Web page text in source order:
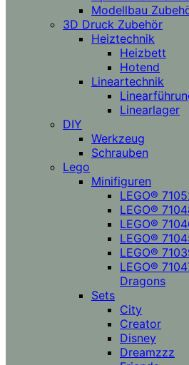
Modellbau
3D Druck Zubehör
Heiztechnik
Heizbett
Hotend
Lineartechnik
Linearlager
DIY
Werkzeug
Schrauben
Lego
Minifiguren
LEGO®
LEGO®
LEGO®
LEGO®
LEGO®
LEGO®
Dragons
Sets
City
Creator
Disney
Dreamzzz